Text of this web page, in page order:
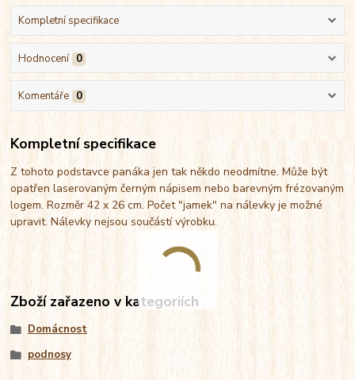
Kompletní specifikace
Hodnocení 0
Komentáře 0
Kompletní specifikace
Z tohoto podstavce panáka jen tak někdo neodmítne. Může být
opatřen laserovaným černým nápisem nebo barevným frézovaným
logem. Rozměr 42 x 26 cm. Počet "jamek" na nálevky je možné
upravit. Nálevky nejsou součástí výrobku.
Zboží zařazeno v kategoriích
Domácnost
podnosy